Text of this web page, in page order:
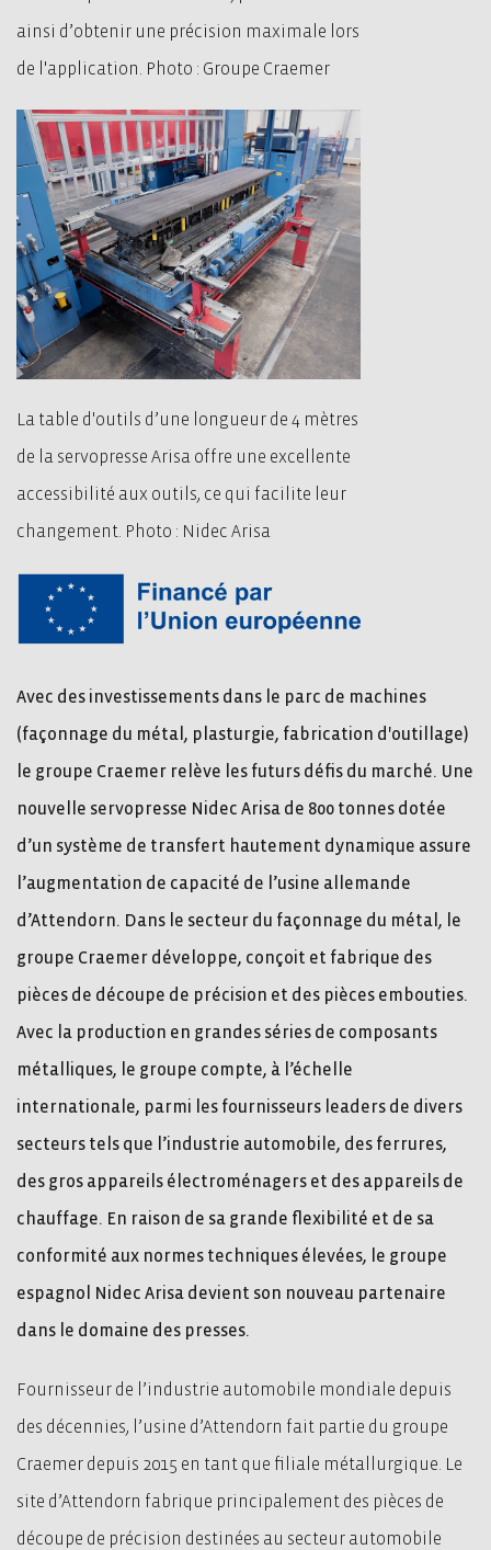
ainsi d’obtenir une précision maximale lors
de l'application. Photo : Groupe Craemer
La table d'outils d’une longueur de 4 mètres
de la servopresse Arisa offre une excellente
accessibilité aux outils, ce qui facilite leur
changement. Photo : Nidec Arisa
Avec des investissements dans le parc de machines
(façonnage du métal, plasturgie, fabrication d'outillage)
le groupe Craemer relève les futurs défis du marché. Une
nouvelle servopresse Nidec Arisa de 800 tonnes dotée
d’un système de transfert hautement dynamique assure
l’augmentation de capacité de l’usine allemande
d’Attendorn. Dans le secteur du façonnage du métal, le
groupe Craemer développe, conçoit et fabrique des
pièces de découpe de précision et des pièces embouties.
Avec la production en grandes séries de composants
métalliques, le groupe compte, à l’échelle
internationale, parmi les fournisseurs leaders de divers
secteurs tels que l’industrie automobile, des ferrures,
des gros appareils électroménagers et des appareils de
chauffage. En raison de sa grande flexibilité et de sa
conformité aux normes techniques élevées, le groupe
espagnol Nidec Arisa devient son nouveau partenaire
dans le domaine des presses.
Fournisseur de l’industrie automobile mondiale depuis
des décennies, l’usine d’Attendorn fait partie du groupe
Craemer depuis 2015 en tant que filiale métallurgique. Le
site d’Attendorn fabrique principalement des pièces de
découpe de précision destinées au secteur automobile